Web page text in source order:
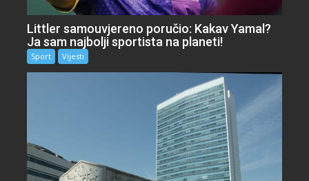
Littler samouvjereno poručio: Kakav Yamal?
Ja sam najbolji sportista na planeti!
Sport Vijesti